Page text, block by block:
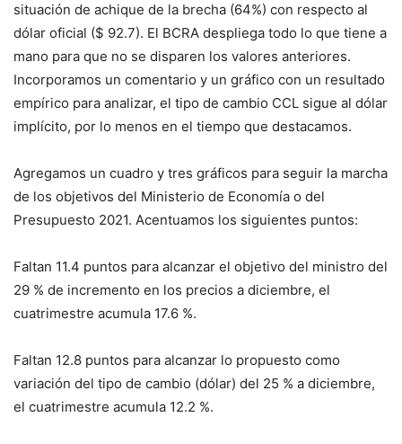
situación de achique de la brecha (64%) con respecto al
dólar oficial ($ 92.7). El BCRA despliega todo lo que tiene a
mano para que no se disparen los valores anteriores.
Incorporamos un comentario y un gráfico con un resultado
empírico para analizar, el tipo de cambio CCL sigue al dólar
implícito, por lo menos en el tiempo que destacamos.
Agregamos un cuadro y tres gráficos para seguir la marcha
de los objetivos del Ministerio de Economía o del
Presupuesto 2021. Acentuamos los siguientes puntos:
Faltan 11.4 puntos para alcanzar el objetivo del ministro del
29 % de incremento en los precios a diciembre, el
cuatrimestre acumula 17.6 %.
Faltan 12.8 puntos para alcanzar lo propuesto como
variación del tipo de cambio (dólar) del 25 % a diciembre,
el cuatrimestre acumula 12.2 %.